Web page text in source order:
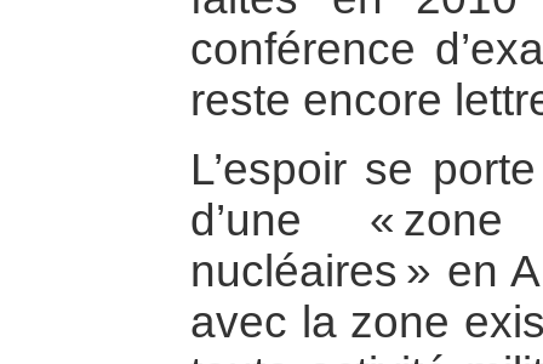
conférence
reste encore
L’espoir se
d’une « zone
nucléaires » en
avec la zone